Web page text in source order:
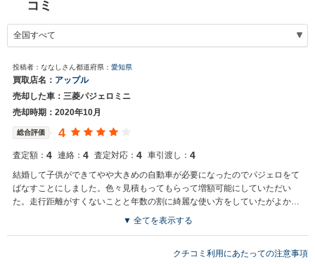
コミ
投稿者：ななしさん都道府県： 愛知県
買取店名： アップル
売却した車：三菱パジェロミニ
売却時期：2020年10月
総合評価 4
査定額： 4 連絡： 4 査定対応： 4 車引渡し： 4
結婚して子供ができてやや大きめの自動車が必要になったのでパジェロをて
ばなすことにしました。色々見積もってもらって増額可能にしていただい
た。走行距離がすくないことと年数の割に綺麗な使い方をしていたがよかっ
▼ 全てを表示する
クチコミ利用にあたっての注意事項